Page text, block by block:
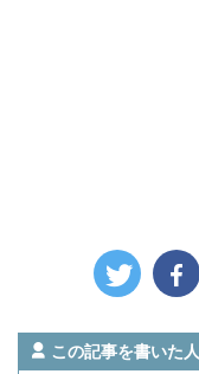
この記事を書いた人